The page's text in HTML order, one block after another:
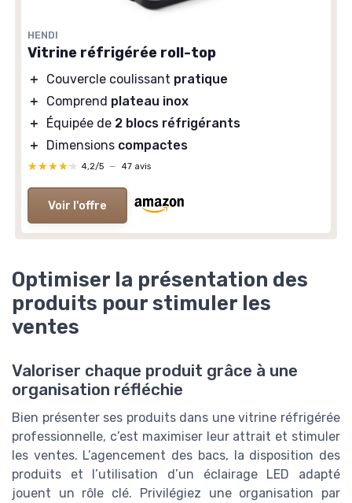
HENDI
Vitrine réfrigérée roll-top
＋ Couvercle coulissant pratique
＋
Comprend plateau inox
＋
Équipée de 2 blocs réfrigérants
＋
Dimensions compactes
★★★★★
★★★★★ 4,2/5 — 47 avis
Voir l'offre
Optimiser la présentation des
produits pour stimuler les
ventes
Valoriser chaque produit grâce à une
organisation réfléchie
Bien présenter ses produits dans une vitrine réfrigérée
professionnelle, c’est maximiser leur attrait et stimuler
les ventes. L’agencement des bacs, la disposition des
produits et l’utilisation d’un éclairage LED adapté
jouent un rôle clé. Privilégiez une organisation par